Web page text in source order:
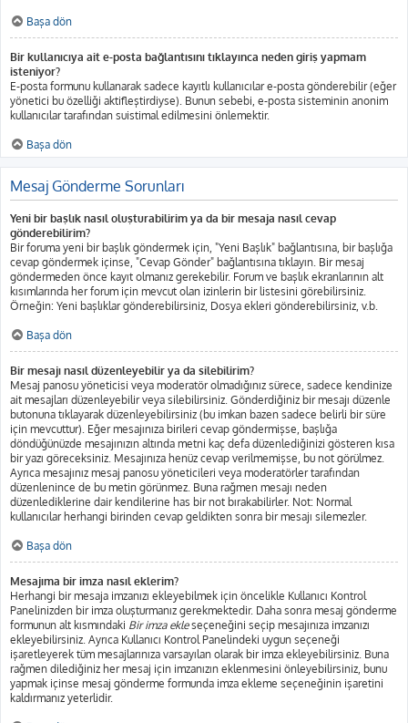
Başa dön
Bir kullanıcıya ait e-posta bağlantısını tıklayınca neden giriş yapmam
isteniyor?
E-posta formunu kullanarak sadece kayıtlı kullanıcılar e-posta gönderebilir (eğer
yönetici bu özelliği aktifleştirdiyse). Bunun sebebi, e-posta sisteminin anonim
kullanıcılar tarafından suistimal edilmesini önlemektir.
Başa dön
Mesaj Gönderme Sorunları
Yeni bir başlık nasıl oluşturabilirim ya da bir mesaja nasıl cevap
gönderebilirim?
Bir foruma yeni bir başlık göndermek için, "Yeni Başlık" bağlantısına, bir başlığa
cevap göndermek içinse, "Cevap Gönder" bağlantısına tıklayın. Bir mesaj
göndermeden önce kayıt olmanız gerekebilir. Forum ve başlık ekranlarının alt
kısımlarında her forum için mevcut olan izinlerin bir listesini görebilirsiniz.
Örneğin: Yeni başlıklar gönderebilirsiniz, Dosya ekleri gönderebilirsiniz, v.b.
Başa dön
Bir mesajı nasıl düzenleyebilir ya da silebilirim?
Mesaj panosu yöneticisi veya moderatör olmadığınız sürece, sadece kendinize
ait mesajları düzenleyebilir veya silebilirsiniz. Gönderdiğiniz bir mesajı düzenle
butonuna tıklayarak düzenleyebilirsiniz (bu imkan bazen sadece belirli bir süre
için mevcuttur). Eğer mesajınıza birileri cevap göndermişse, başlığa
döndüğünüzde mesajınızın altında metni kaç defa düzenlediğinizi gösteren kısa
bir yazı göreceksiniz. Mesajınıza henüz cevap verilmemişse, bu not görülmez.
Ayrıca mesajınız mesaj panosu yöneticileri veya moderatörler tarafından
düzenlenince de bu metin görünmez. Buna rağmen mesajı neden
düzenlediklerine dair kendilerine has bir not bırakabilirler. Not: Normal
kullanıcılar herhangi birinden cevap geldikten sonra bir mesajı silemezler.
Başa dön
Mesajıma bir imza nasıl eklerim?
Herhangi bir mesaja imzanızı ekleyebilmek için öncelikle Kullanıcı Kontrol
Panelinizden bir imza oluşturmanız gerekmektedir. Daha sonra mesaj gönderme
formunun alt kısmındaki Bir imza ekleseçeneğini seçip mesajınıza imzanızı
ekleyebilirsiniz. Ayrıca Kullanıcı Kontrol Panelindeki uygun seçeneği
işaretleyerek tüm mesajlarınıza varsayılan olarak bir imza ekleyebilirsiniz. Buna
rağmen dilediğiniz her mesaj için imzanızın eklenmesini önleyebilirsiniz, bunu
yapmak içinse mesaj gönderme formunda imza ekleme seçeneğinin işaretini
kaldırmanız yeterlidir.